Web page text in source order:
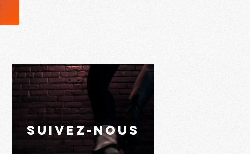
suivez-nous